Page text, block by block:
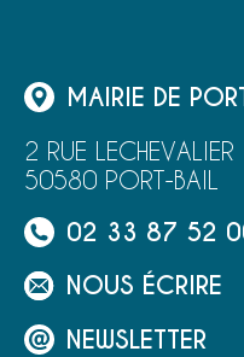
MAIRIE DE
2 RUE LECHEVALIER
50580 PORT-BAIL
02 33 87 52
NOUS ÉCRIRE
NEWSLETTER